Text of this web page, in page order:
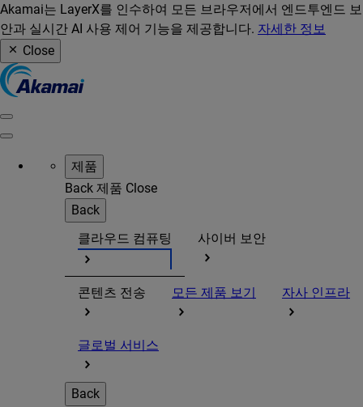
Akamai는 LayerX를 인수하여 모든 브라우저에서 엔드투엔드 보
안과 실시간 AI 사용 제어 기능을 제공합니다. 자세한 정보
Close
제품
Back 제품 Close
Back
클라우드 컴퓨팅
사이버 보안
콘텐츠 전송 모든 제품 보기 자사 인프라
글로벌 서비스
Back